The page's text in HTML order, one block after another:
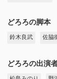
どろろの脚本
鈴木良武 佐脇
どろろの出演